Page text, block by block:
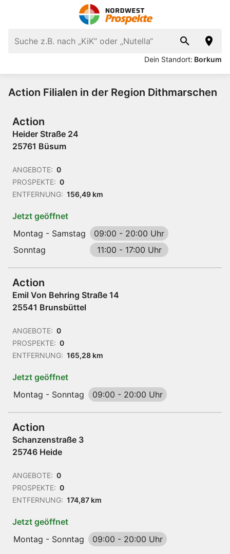
Dein Standort: Borkum
Action Filialen in der Region Dithmarschen
Action
Heider Straße 24
25761 Büsum
ANGEBOTE: 0
PROSPEKTE: 0
ENTFERNUNG: 156,49 km
Jetzt geöffnet
Montag - Samstag
09:00 - 20:00 Uhr
Sonntag
11:00 - 17:00 Uhr
Action
Emil Von Behring Straße 14
25541 Brunsbüttel
ANGEBOTE: 0
PROSPEKTE: 0
ENTFERNUNG: 165,28 km
Jetzt geöffnet
Montag - Sonntag
09:00 - 20:00 Uhr
Action
Schanzenstraße 3
25746 Heide
ANGEBOTE: 0
PROSPEKTE: 0
ENTFERNUNG: 174,87 km
Jetzt geöffnet
Montag - Sonntag
09:00 - 20:00 Uhr